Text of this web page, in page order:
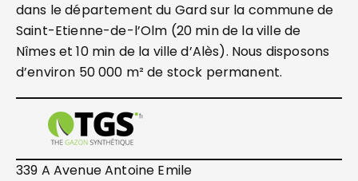
dans le département du Gard sur la commune de
Saint-Etienne-de-l’Olm (20 min de la ville de
Nîmes et 10 min de la ville d’Alès). Nous disposons
d’environ 50 000 m² de stock permanent.
339 A Avenue Antoine Emile